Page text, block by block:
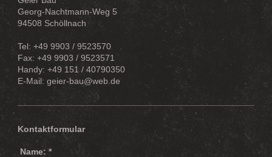
Georg-Nachtmann-Weg 5
94508 Schöllnach
Tel: +49 9903 / 9523570
Fax: +49 9903 / 9523571
Handy: +49 151 / 40790350
E-Mail: geier-bau@web.de
Kontaktformular
Name: *